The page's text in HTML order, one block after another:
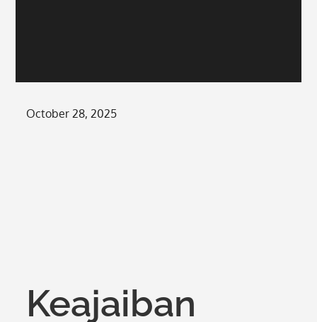
Posted
October 28, 2025
Keajaiban